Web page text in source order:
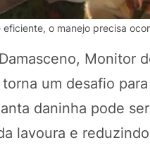
eficiente, o manejo precisa
Monitor
um desafio
daninha pode
lavoura e